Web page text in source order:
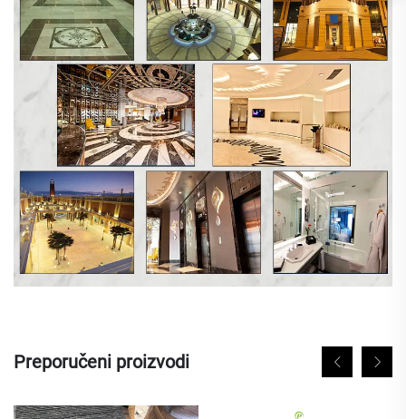
Preporučeni proizvodi